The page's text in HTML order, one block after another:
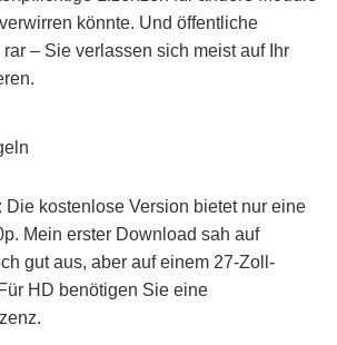
könnte. Und öffentliche
– Sie verlassen sich meist auf Ihr
Die kostenlose Version bietet nur eine
Mein erster Download sah auf
gut aus, aber auf einem 27-Zoll-
HD benötigen Sie eine